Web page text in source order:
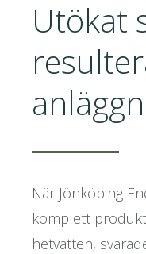
Utökat
När Jönköping
komplett
hetvatten,